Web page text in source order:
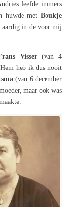
leefde immers
huwde met Boukje
aardig in de voor mij
Visser(van 4
heb ik dus nooit
(van 6 december
maar ook was